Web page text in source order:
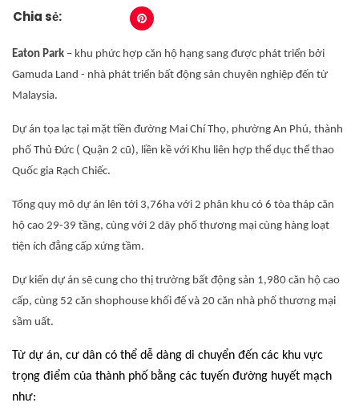
Chia sẻ:
Eaton Park – khu phức hợp căn hộ hạng sang được phát triển bởi
Gamuda Land - nhà phát triển bất động sản chuyên nghiệp đến từ
Malaysia.
Dự án tọa lạc tại mặt tiền đường Mai Chí Thọ, phường An Phú, thành
phố Thủ Đức ( Quận 2 cũ), liền kề với Khu liên hợp thể dục thể thao
Quốc gia Rạch Chiếc.
Tổng quy mô dự án lên tới 3,76ha với 2 phân khu có 6 tòa tháp căn
hộ cao 29-39 tầng, cùng với 2 dãy phố thương mại cùng hàng loạt
tiện ích đẳng cấp xứng tầm.
Dự kiến dự án sẽ cung cho thị trường bất động sản 1,980 căn hộ cao
cấp, cùng 52 căn shophouse khối đế và 20 căn nhà phố thương mại
sầm uất.
Từ dự án, cư dân có thể dễ dàng di chuyển đến các khu vực
trọng điểm của thành phố bằng các tuyến đường huyết mạch
như: